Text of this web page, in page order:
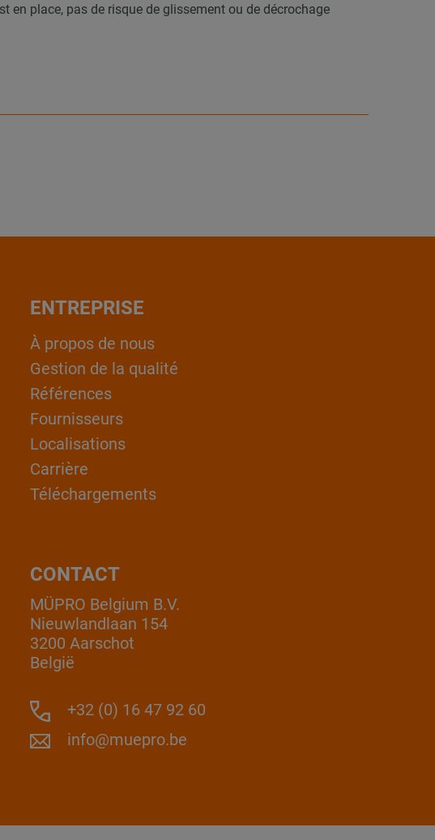
en place, pas de risque de glissement ou de décrochage
ENTREPRISE
À propos de nous
Gestion de la qualité
Références
Fournisseurs
Localisations
Carrière
Téléchargements
CONTACT
MÜPRO Belgium B.V.
Nieuwlandlaan 154
3200 Aarschot
België
+32 (0) 16 47 92 60
info@muepro.be